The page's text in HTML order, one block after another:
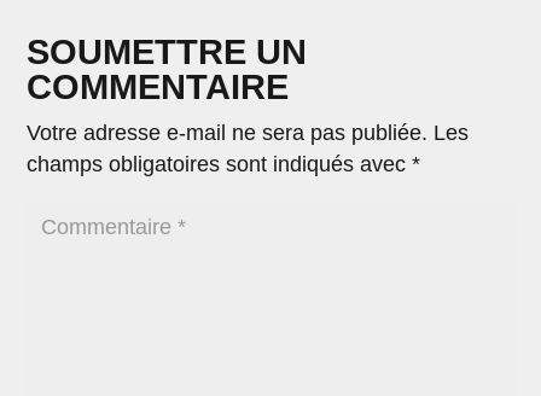
SOUMETTRE UN
COMMENTAIRE
Votre adresse e-mail ne sera pas publiée. Les
champs obligatoires sont indiqués avec*